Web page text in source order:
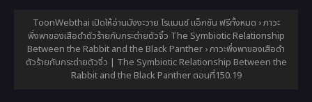
ToonWebthai เปิดให้อ่านมังงะวาย โรแมนซ์ แอ็กชัน ฟรีทั้งหมด ›ภาวะ
พึ่งพาของเสือดำตัวร้ายกับกระต่ายตัวจิ๋ว The Symbiotic Relationship
Between the Rabbit and the Black Panther ›ภาวะพึ่งพาของเสือดำ
ตัวร้ายกับกระต่ายตัวจิ๋ว | The Symbiotic Relationship Between the
Rabbit and the Black Panther ตอนที่150.19